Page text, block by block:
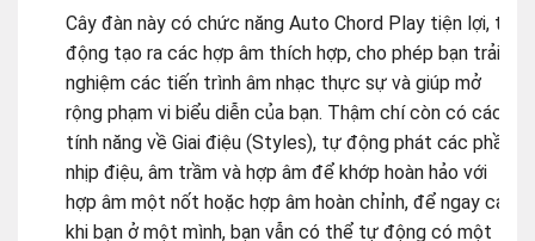
nhịp điệu, âm trầm và hợp âm để khớp hoàn hảo với
hợp âm một nốt hoặc hợp âm hoàn chỉnh, để ngay cả
khi bạn ở một mình, bạn vẫn có thể tự động có một
ban nhạc đệm đầy đủ đi cùng.
Tự động chơi hợp âm (Auto Chord Play):Một
trong những niềm vui thực sự khi chơi đàn đàn kỹ
thuật số Yamaha là niềm vui khi chơi cùng với chức